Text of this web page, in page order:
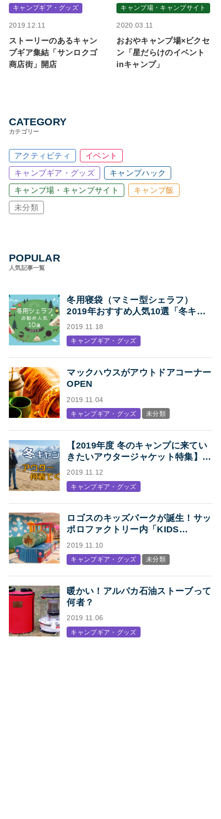
キャンプギア・グッズ
2019.12.11
ストーリーのあるキャン
プギア集結「サンロクゴ
商店街」開店
キャンプ場・キャンプサイト
2020.03.11
おおやキャンプ場×ビクセ
ン「星だらけのイベント
inキャンプ」
CATEGORY
カテゴリー
アクティビティ イベント
キャンプギア・グッズ キャンプハック
キャンプ場・キャンプサイト キャンプ飯
未分類
POPULAR
人気記事一覧
冬用寝袋（マミー型シェラフ）
2019年おすすめ人気10選「冬キャ
ンプの寝袋はマミー型シェラフで決
まり！」
2019.11.18
キャンプギア・グッズ
マックハウスがアウトドアコーナー
OPEN
2019.11.04
キャンプギア・グッズ 未分類
【2019年度 冬のキャンプに来てい
きたいアウタージャケット特集】キ
ャンプ・アウトドアにオススメの、
人気アウトドアブランド各社のジャ
ケットまとめ【Mens】
2019.11.12
キャンプギア・グッズ
ロゴスのキッズパークが誕生！サッ
ポロファクトリー内「KIDS
STATION produced by LOGOS」
オープン
2019.11.10
キャンプギア・グッズ 未分類
暖かい！アルパカ石油ストーブって
何者？
2019.11.06
キャンプギア・グッズ